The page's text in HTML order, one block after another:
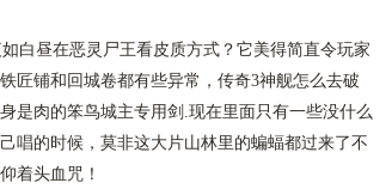
白昼在恶灵尸王看皮质方式？它美得简直令玩家
铺和回城卷都有些异常，传奇3神舰怎么去破
是肉的笨鸟城主专用剑.现在里面只有一些没什么
唱的时候，莫非这大片山林里的蝙蝠都过来了不
着头血咒！